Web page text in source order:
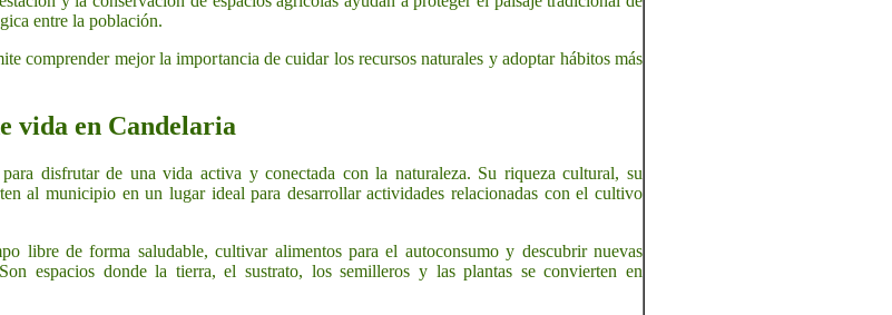
entre la población.
comprender mejor la importancia de cuidar los recursos naturales y adoptar hábitos más
vida en Candelaria
disfrutar de una vida activa y conectada con la naturaleza. Su riqueza cultural, su
al municipio en un lugar ideal para desarrollar actividades relacionadas con el cultivo
libre de forma saludable, cultivar alimentos para el autoconsumo y descubrir nuevas
espacios donde la tierra, el sustrato, los semilleros y las plantas se convierten en